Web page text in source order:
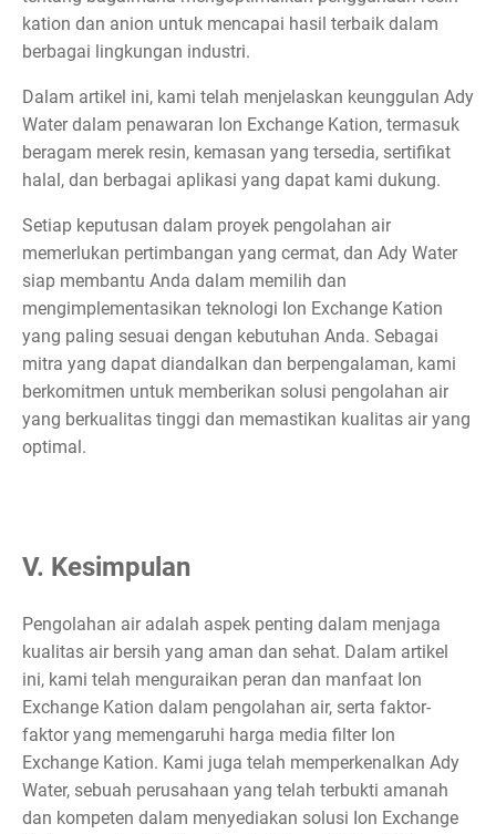
kation dan anion untuk mencapai hasil terbaik dalam
berbagai lingkungan industri.
Dalam artikel ini, kami telah menjelaskan keunggulan Ady
Water dalam penawaran Ion Exchange Kation, termasuk
beragam merek resin, kemasan yang tersedia, sertifikat
halal, dan berbagai aplikasi yang dapat kami dukung.
Setiap keputusan dalam proyek pengolahan air
memerlukan pertimbangan yang cermat, dan Ady Water
siap membantu Anda dalam memilih dan
mengimplementasikan teknologi Ion Exchange Kation
yang paling sesuai dengan kebutuhan Anda. Sebagai
mitra yang dapat diandalkan dan berpengalaman, kami
berkomitmen untuk memberikan solusi pengolahan air
yang berkualitas tinggi dan memastikan kualitas air yang
optimal.
V. Kesimpulan
Pengolahan air adalah aspek penting dalam menjaga
kualitas air bersih yang aman dan sehat. Dalam artikel
ini, kami telah menguraikan peran dan manfaat Ion
Exchange Kation dalam pengolahan air, serta faktor-
faktor yang memengaruhi harga media filter Ion
Exchange Kation. Kami juga telah memperkenalkan Ady
Water, sebuah perusahaan yang telah terbukti amanah
dan kompeten dalam menyediakan solusi Ion Exchange